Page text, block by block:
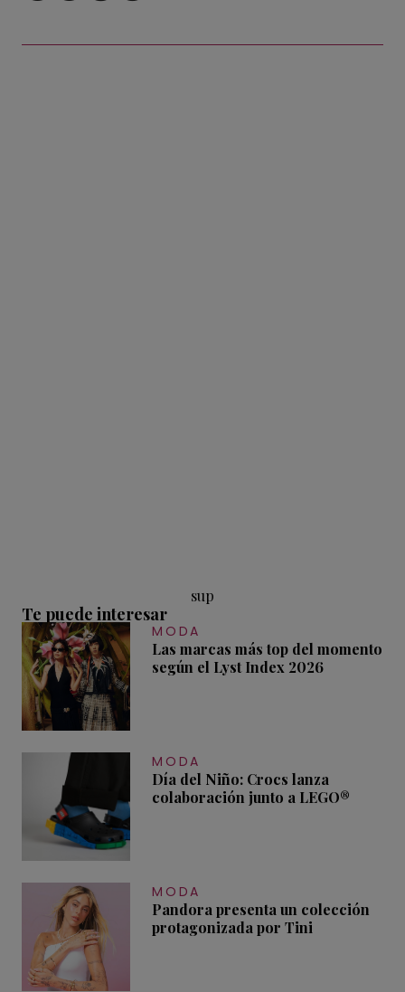
sup
Te puede interesar
MODA
Las marcas más top del momento
según el Lyst Index 2026
MODA
Día del Niño: Crocs lanza
colaboración junto a LEGO®
MODA
Pandora presenta un colección
protagonizada por Tini